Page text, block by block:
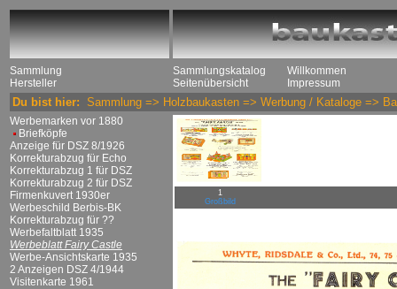
Sammlung
Hersteller
Sammlungskatalog
Seitenübersicht
Willkommen
Impressum
Du bist hier: Sammlung => Holzbaukasten => Werbung / Kataloge =>
Werbemarken vor 1880
Briefköpfe
Anzeige für DSZ 8/1926
Korrekturabzug für Echo
Korrekturabzug 1 für DSZ
Korrekturabzug 2 für DSZ
Firmenkuvert 1930er
Werbeschild Berbis-BK
Korrekturabzug für ??
Werbefaltblatt 1935
Werbeblatt Fairy Castle
Werbe-Ansichtskarte 1935
2 Anzeigen DSZ 4/1944
Visitenkarte 1961
1
Großbild